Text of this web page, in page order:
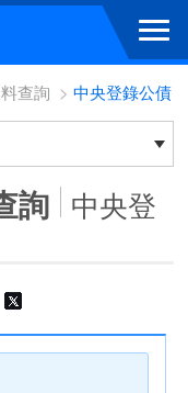
查詢 > 中央登錄公債
詢 中央登